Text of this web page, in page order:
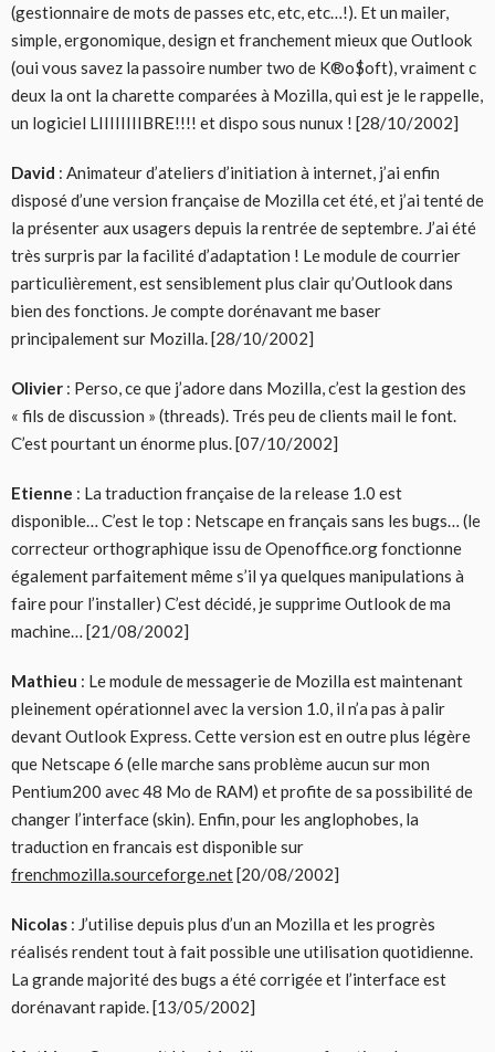
(gestionnaire de mots de passes etc, etc, etc…!). Et un mailer,
simple, ergonomique, design et franchement mieux que Outlook
(oui vous savez la passoire number two de K®o$oft), vraiment c
deux la ont la charette comparées à Mozilla, qui est je le rappelle,
un logiciel LIIIIIIIIBRE!!!! et dispo sous nunux ! [28/10/2002]
David : Animateur d’ateliers d’initiation à internet, j’ai enfin
disposé d’une version française de Mozilla cet été, et j’ai tenté de
la présenter aux usagers depuis la rentrée de septembre. J’ai été
très surpris par la facilité d’adaptation ! Le module de courrier
particulièrement, est sensiblement plus clair qu’Outlook dans
bien des fonctions. Je compte dorénavant me baser
principalement sur Mozilla. [28/10/2002]
Olivier : Perso, ce que j’adore dans Mozilla, c’est la gestion des
« fils de discussion » (threads). Trés peu de clients mail le font.
C’est pourtant un énorme plus. [07/10/2002]
Etienne : La traduction française de la release 1.0 est
disponible… C’est le top : Netscape en français sans les bugs… (le
correcteur orthographique issu de Openoffice.org fonctionne
également parfaitement même s’il ya quelques manipulations à
faire pour l’installer) C’est décidé, je supprime Outlook de ma
machine… [21/08/2002]
Mathieu : Le module de messagerie de Mozilla est maintenant
pleinement opérationnel avec la version 1.0, il n’a pas à palir
devant Outlook Express. Cette version est en outre plus légère
que Netscape 6 (elle marche sans problème aucun sur mon
Pentium200 avec 48 Mo de RAM) et profite de sa possibilité de
changer l’interface (skin). Enfin, pour les anglophobes, la
traduction en francais est disponible sur
frenchmozilla.sourceforge.net[20/08/2002]
Nicolas : J’utilise depuis plus d’un an Mozilla et les progrès
réalisés rendent tout à fait possible une utilisation quotidienne.
La grande majorité des bugs a été corrigée et l’interface est
dorénavant rapide. [13/05/2002]